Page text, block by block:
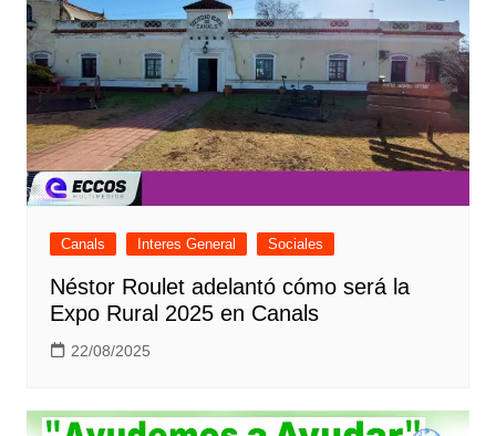
Canals Interes General Sociales
Néstor Roulet adelantó cómo será la
Expo Rural 2025 en Canals
22/08/2025